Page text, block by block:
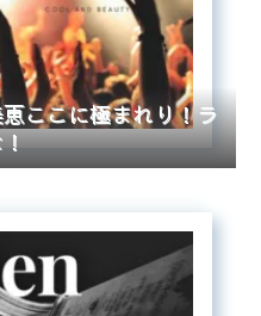
ここに極まれり！ラ